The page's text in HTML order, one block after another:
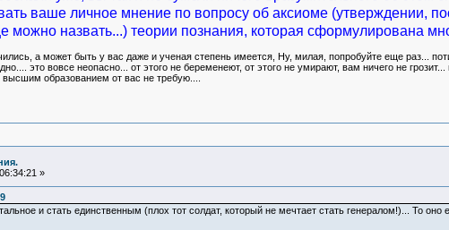
ваше личное мнение по вопросу об аксиоме (утверждении,
можно назвать...) теории познания, которая сформулирована
а может быть у вас даже и ученая степень имеется, Ну, милая, попробуйте еще раз...
это вовсе неопасно... от этого не беременеют, от этого не умирают, вам ничего не
высшим образованием от вас не требую....
»
и стать единственным (плох тот солдат, который не мечтает стать генералом!)... То